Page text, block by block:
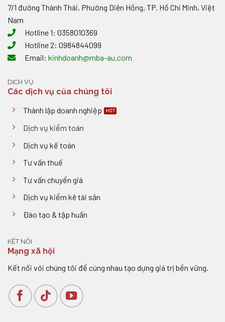
7/1 đường Thành Thái, Phường Diên Hồng, TP. Hồ Chí Minh, Việt
Nam
Hotline 1: 0358010369
Hotline 2: 0984844099
Email: kinhdoanh@mba-au.com
DỊCH VỤ
Các dịch vụ của chúng tôi
Thành lập doanh nghiệp
Dịch vụ kiểm toán
Dịch vụ kế toán
Tư vấn thuế
Tư vấn chuyển giá
Dịch vụ kiểm kê tài sản
Đào tạo & tập huấn
KẾT NỐI
Mạng xã hội
Kết nối với chúng tôi để cùng nhau tạo dựng giá trị bền vững.